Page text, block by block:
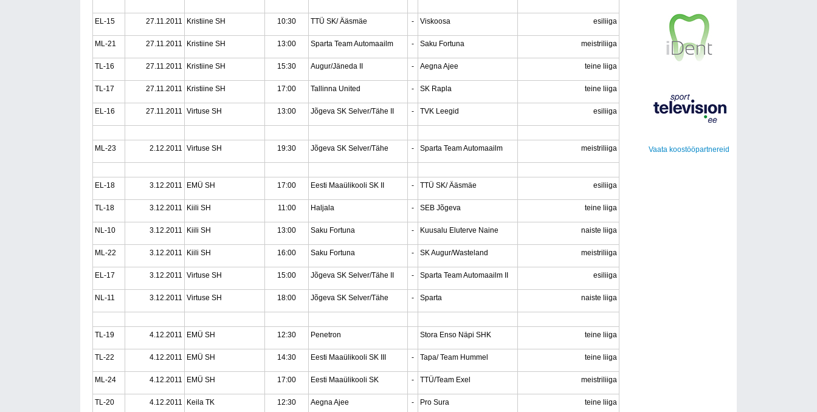
EL-15 27.11.2011 Kristiine SH 10:30 TTÜ SK/ Ääsmäe - Viskoosa esiliiga
ML-21 27.11.2011 Kristiine SH 13:00 Sparta Team Automaailm - Saku Fortuna meistriliiga
TL-16 27.11.2011 Kristiine SH 15:30 Augur/Jäneda II - Aegna Ajee teine liiga
TL-17 27.11.2011 Kristiine SH 17:00 Tallinna United - SK Rapla teine liiga
EL-16 27.11.2011 Virtuse SH 13:00 Jõgeva SK Selver/Tähe II - TVK Leegid esiliiga
ML-23 2.12.2011 Virtuse SH 19:30 Jõgeva SK Selver/Tähe - Sparta Team Automaailm meistriliiga
EL-18 3.12.2011 EMÜ SH 17:00 Eesti Maaülikooli SK II - TTÜ SK/ Ääsmäe esiliiga
TL-18 3.12.2011 Kiili SH 11:00 Haljala - SEB Jõgeva teine liiga
NL-10 3.12.2011 Kiili SH 13:00 Saku Fortuna - Kuusalu Eluterve Naine naiste liiga
ML-22 3.12.2011 Kiili SH 16:00 Saku Fortuna - SK Augur/Wasteland meistriliiga
EL-17 3.12.2011 Virtuse SH 15:00 Jõgeva SK Selver/Tähe II - Sparta Team Automaailm II esiliiga
NL-11 3.12.2011 Virtuse SH 18:00 Jõgeva SK Selver/Tähe - Sparta naiste liiga
TL-19 4.12.2011 EMÜ SH 12:30 Penetron Stora Enso Näpi SHK teine liiga
TL-22 4.12.2011 EMÜ SH 14:30 Eesti Maaülikooli SK III - Tapa/ Team Hummel teine liiga
ML-24 4.12.2011 EMÜ SH 17:00 Eesti Maaülikooli SK - TTÜ/Team Exel meistriliiga
TL-20 4.12.2011 Keila TK 12:30 Aegna Ajee - Pro Sura teine liiga
Vaata koostööpartnereid